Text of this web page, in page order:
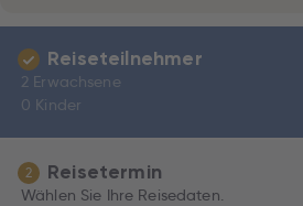
Reiseteilnehmer
2 Erwachsene
0 Kinder
2 Reisetermin
Wählen Sie Ihre Reisedaten.